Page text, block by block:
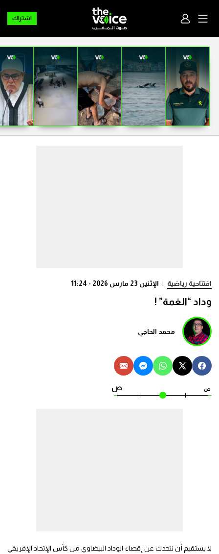
اشتراك
افتتاحية رياضية | الإثنين 23 مارس 2026 - 11:24
وداد “الغمة” !
محمد الحاجي
ص ص
لا يستقيم أن نتحدث عن إقصاء الوداد البيضاوي من كأس الإتحاد الإفريقي